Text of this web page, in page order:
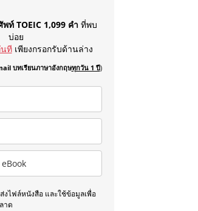
ท์ TOEIC 1,099 คำ ที่พบ
บ่อย
ที เพียงกรอกรับด้านล่าง
บทเรียนภาษาอังกฤษทุกวัน 1 ปี)
งไฟล์หนังสือ และใช้ข้อมูลเพื่อ
าด